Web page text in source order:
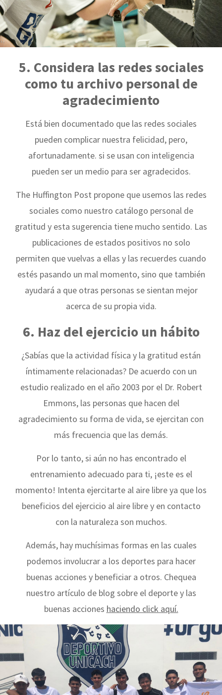
5. Considera las redes sociales
como tu archivo personal de
agradecimiento
Está bien documentado que las redes sociales
pueden complicar nuestra felicidad, pero,
afortunadamente. si se usan con inteligencia
pueden ser un medio para ser agradecidos.
The Huffington Post propone que usemos las redes
sociales como nuestro catálogo personal de
gratitud y esta sugerencia tiene mucho sentido. Las
publicaciones de estados positivos no solo
permiten que vuelvas a ellas y las recuerdes cuando
estés pasando un mal momento, sino que también
ayudará a que otras personas se sientan mejor
acerca de su propia vida.
6. Haz del ejercicio un hábito
¿Sabías que la actividad física y la gratitud están
íntimamente relacionadas? De acuerdo con un
estudio realizado en el año 2003 por el Dr. Robert
Emmons, las personas que hacen del
agradecimiento su forma de vida, se ejercitan con
más frecuencia que las demás.
Por lo tanto, si aún no has encontrado el
entrenamiento adecuado para ti, ¡este es el
momento! Intenta ejercitarte al aire libre ya que los
beneficios del ejercicio al aire libre y en contacto
con la naturaleza son muchos.
Además, hay muchísimas formas en las cuales
podemos involucrar a los deportes para hacer
buenas acciones y beneficiar a otros. Chequea
nuestro artículo de blog sobre el deporte y las
buenas acciones haciendo click aquí.